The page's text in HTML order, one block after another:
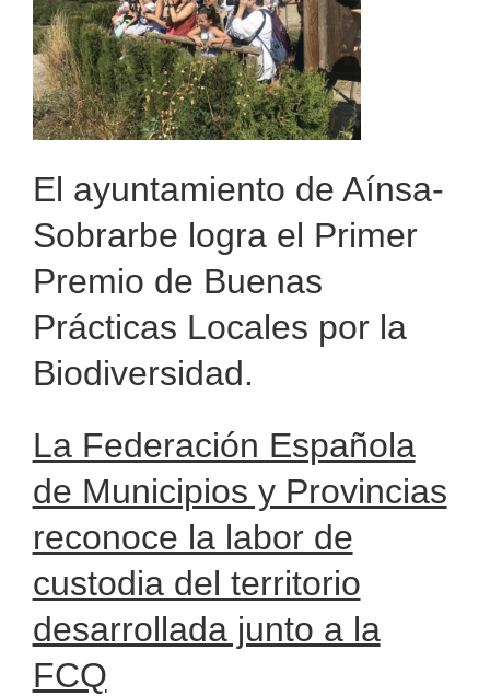
RECURSOS
NOTICIAS
CARRITO
El ayuntamiento de Aínsa-
Sobrarbe logra el Primer
Premio de Buenas
Prácticas Locales por la
Biodiversidad.
La Federación Española
de Municipios y Provincias
reconoce la labor de
custodia del territorio
desarrollada junto a la
FCQ